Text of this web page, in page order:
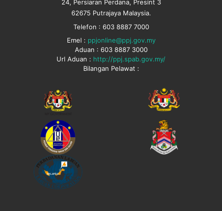
24, Persiaran Perdana, Presint 3
62675 Putrajaya Malaysia.
Telefon : 603 8887 7000
Emel : ppjonline@ppj.gov.my
Aduan : 603 8887 3000
Url Aduan : http://ppj.spab.gov.my/
Bilangan Pelawat :